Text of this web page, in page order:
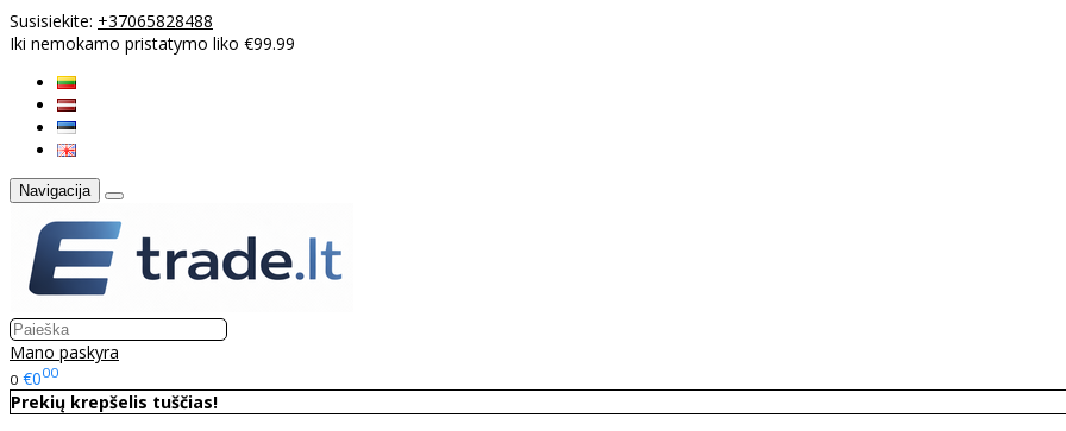
Susisiekite: +37065828488
Iki nemokamo pristatymo liko €99.99
Navigacija
Mano paskyra
0 €000
Prekių krepšelis tuščias!